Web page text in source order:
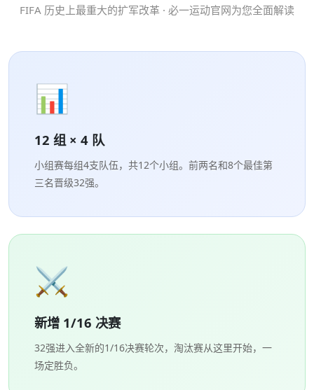
FIFA 历史上最重大的扩军改革 · 必一运动官网为您全面解读
📊
12 组 × 4 队
小组赛每组4支队伍，共12个小组。前两名和8个最佳第
三名晋级32强。
⚔️
新增 1/16 决赛
32强进入全新的1/16决赛轮次，淘汰赛从这里开始，一
场定胜负。